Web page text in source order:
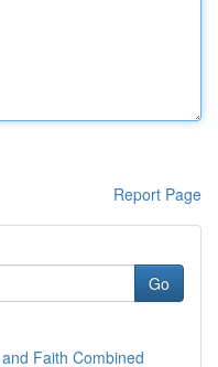
Report Page
Go
Faith Combined